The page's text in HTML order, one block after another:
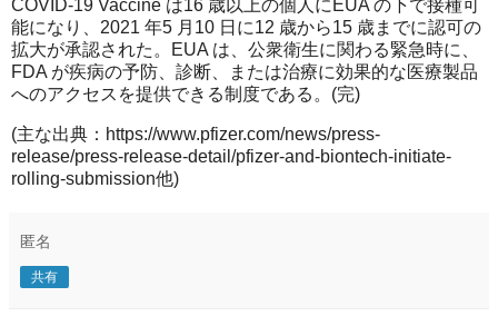
COVID-19 Vaccine は16 歳以上の個人にEUA の下で接種可
能になり、2021 年5 月10 日に12 歳から15 歳までに認可の
拡大が承認された。EUA は、公衆衛生に関わる緊急時に、
FDA が疾病の予防、診断、または治療に効果的な医療製品
へのアクセスを提供できる制度である。(完)
(主な出典：https://www.pfizer.com/news/press-
release/press-release-detail/pfizer-and-biontech-initiate-
rolling-submission他)
匿名
共有